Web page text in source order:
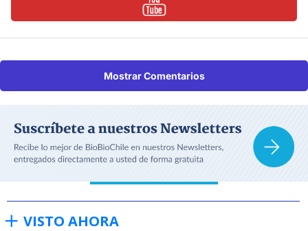
Mostrar Comentarios
VISTO AHORA